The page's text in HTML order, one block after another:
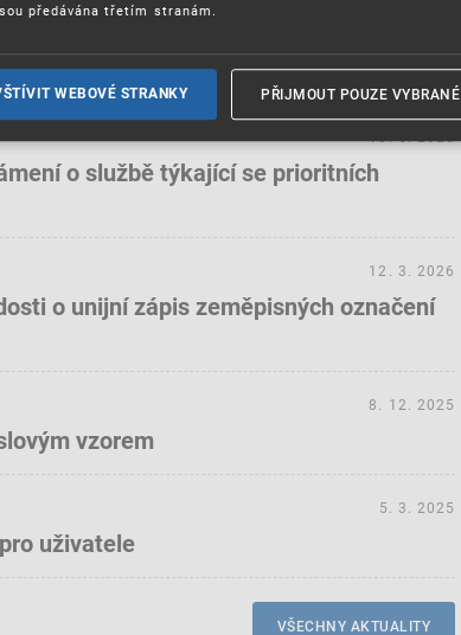
a vymáhání IPR ve třetích zemích
o službě týkající se prioritních
18. 5. 2026
o unijní zápis zeměpisných označení
12. 3. 2026
vzorem
8. 12. 2025
uživatele
5. 3. 2025
VŠECHNY AKTUALITY
předávána třetím stranám.
WEBOVÉ STRANKY PŘIJMOUT POUZE VYBRANÉ